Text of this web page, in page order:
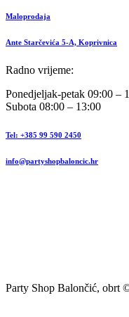
Maloprodaja
Ante Starčevića 5-A, Koprivnica
Radno vrijeme:
Ponedjeljak-petak 09:00 –
Subota 08:00 – 13:00
Tel: +385 99 590 2450
info@partyshopbaloncic.hr
Party Shop Balončić, obrt